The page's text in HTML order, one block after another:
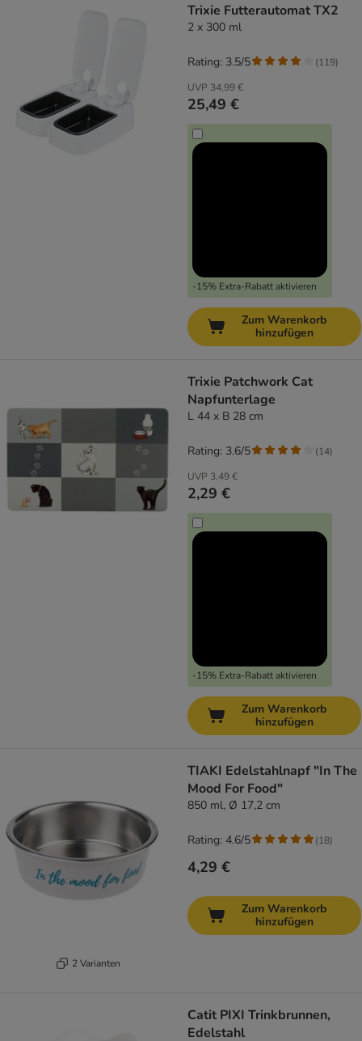
Trixie Futterautomat TX2
2 x 300 ml
UVP 34,99 €
25,49 €
-15% Extra-Rabatt aktivieren
Rating: 3.5/5 (119)
Zum Warenkorb
hinzufügen
Trixie Patchwork Cat
Napfunterlage
L 44 x B 28 cm
UVP 3,49 €
2,29 €
-15% Extra-Rabatt aktivieren
Rating: 3.6/5 (14)
Zum Warenkorb
hinzufügen
2 Varianten
TIAKI Edelstahlnapf "In The
Mood For Food"
850 ml, Ø 17,2 cm
4,29 €
Rating: 4.6/5 (18)
Zum Warenkorb
hinzufügen
Catit PIXI Trinkbrunnen,
Edelstahl